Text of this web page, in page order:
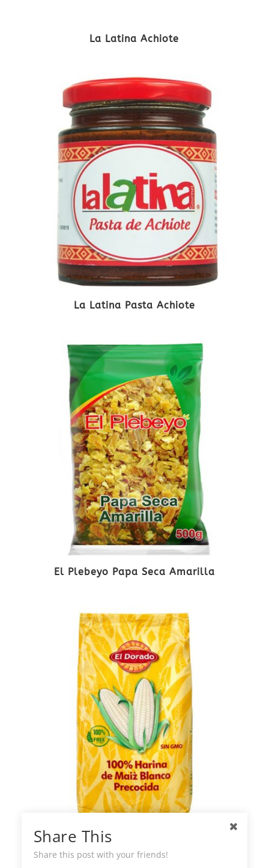
La Latina Achiote
La Latina Pasta Achiote
El Plebeyo Papa Seca Amarilla
El Dorado Harina Precocida de Maíz
blanco
Share This
Share this post with your friends!